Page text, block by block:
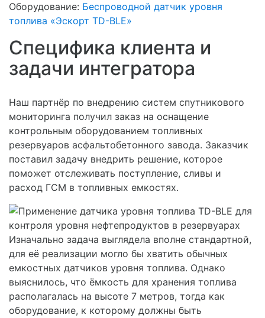
Оборудование: Беспроводной датчик уровня
топлива «Эскорт TD-BLE»
Специфика клиента и
задачи интегратора
Наш партнёр по внедрению систем спутникового
мониторинга получил заказ на оснащение
контрольным оборудованием топливных
резервуаров асфальтобетонного завода. Заказчик
поставил задачу внедрить решение, которое
поможет отслеживать поступление, сливы и
расход ГСМ в топливных емкостях.
Изначально задача выглядела вполне стандартной,
для её реализации могло бы хватить обычных
емкостных датчиков уровня топлива. Однако
выяснилось, что ёмкость для хранения топлива
располагалась на высоте 7 метров, тогда как
оборудование, к которому должны быть